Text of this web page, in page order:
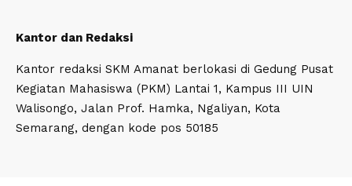
Kantor dan Redaksi
Kantor redaksi SKM Amanat berlokasi di Gedung Pusat
Kegiatan Mahasiswa (PKM) Lantai 1, Kampus III UIN
Walisongo, Jalan Prof. Hamka, Ngaliyan, Kota
Semarang, dengan kode pos 50185